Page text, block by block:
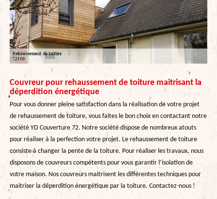
Couvreur pour rehaussement de toiture maitrisant la
déperdition énergétique
Pour vous donner pleine satisfaction dans la réalisation de votre projet
de rehaussement de toiture, vous faites le bon choix en contactant notre
société YD Couverture 72. Notre société dispose de nombreux atouts
pour réaliser à la perfection votre projet. Le rehaussement de toiture
consiste à changer la pente de la toiture. Pour réaliser les travaux, nous
disposons de couvreurs compétents pour vous garantir l’isolation de
votre maison. Nos couvreurs maitrisent les différentes techniques pour
maitriser la déperdition énergétique par la toiture. Contactez-nous !